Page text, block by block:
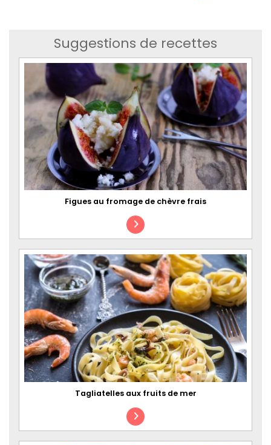
Suggestions de recettes
Figues au fromage de chèvre frais
Tagliatelles aux fruits de mer